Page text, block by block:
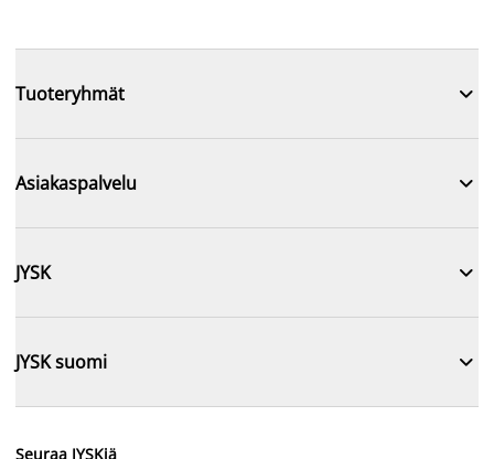
Tuoteryhmät 
Asiakaspalvelu 
JYSK 
JYSK suomi 
Seuraa JYSKiä